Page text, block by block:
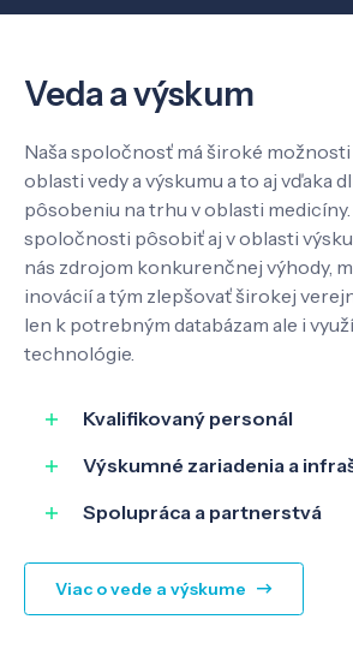
Pôsobenie
Know-how
O nás
SK EN
Veda a výskum
Naša spoločnosť má široké
oblasti vedy a výskumu a to aj vďaka
pôsobeniu na trhu v oblasti
spoločnosti pôsobiť aj v oblasti
nás zdrojom konkurenčnej výhody,
inovácií a tým zlepšovať širokej
len k potrebným databázam ale i
technológie.
Kvalifikovaný personál
Výskumné zariadenia a
Spolupráca a partnerstvá
Viac o vede a výskume